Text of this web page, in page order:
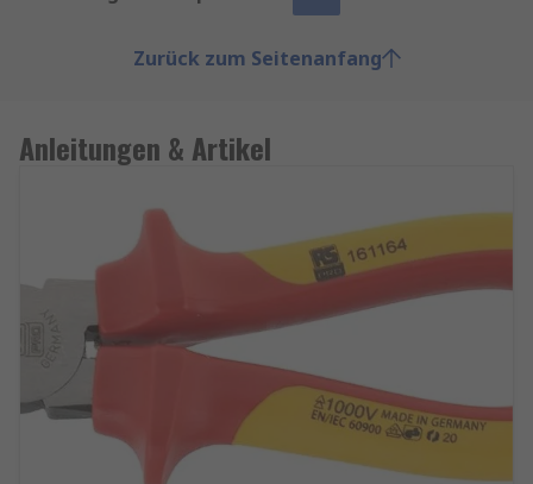
Zurück zum Seitenanfang
Anleitungen & Artikel